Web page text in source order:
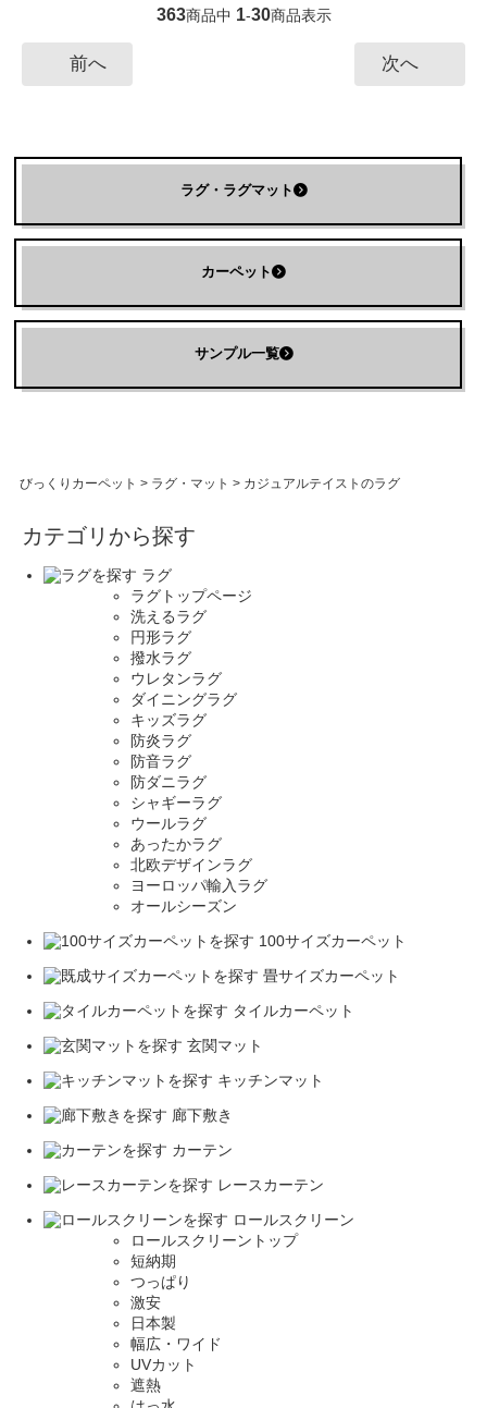
363商品中 1-30商品表示
前へ 次へ
ラグ・ラグマット
カーペット
サンプル一覧
びっくりカーペット > ラグ・マット > カジュアルテイストのラグ
カテゴリから探す
ラグ
ラグトップページ
洗えるラグ
円形ラグ
撥水ラグ
ウレタンラグ
ダイニングラグ
キッズラグ
防炎ラグ
防音ラグ
防ダニラグ
シャギーラグ
ウールラグ
あったかラグ
北欧デザインラグ
ヨーロッパ輸入ラグ
オールシーズン
100サイズカーペット
畳サイズカーペット
タイルカーペット
玄関マット
キッチンマット
廊下敷き
カーテン
レースカーテン
ロールスクリーン
ロールスクリーントップ
短納期
つっぱり
激安
日本製
幅広・ワイド
UVカット
遮熱